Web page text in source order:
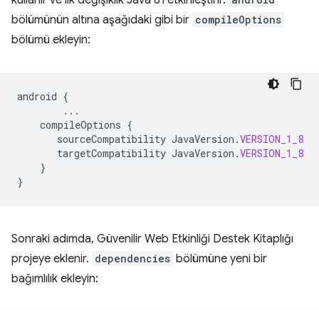
bölümünün altına aşağıdaki gibi bir compileOptions
bölümü ekleyin:
android {
...
compileOptions {
sourceCompatibility JavaVersion .VERSION_1_8
targetCompatibility JavaVersion .VERSION_1_8
}
}
Sonraki adımda, Güvenilir Web Etkinliği Destek Kitaplığı
projeye eklenir. dependencies bölümüne yeni bir
bağımlılık ekleyin: